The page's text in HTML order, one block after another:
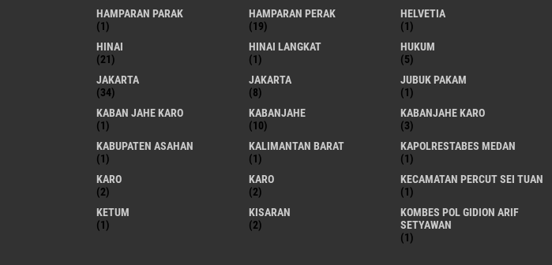
HAMPARAN PARAK
(1)
HAMPARAN PERAK
(19)
HELVETIA
(1)
HINAI
(21)
HINAI LANGKAT
(1)
HUKUM
(5)
JAKARTA
(34)
JAKARTA
(8)
JUBUK PAKAM
(1)
KABAN JAHE KARO
(1)
KABANJAHE
(10)
KABANJAHE KARO
(3)
KABUPATEN ASAHAN
(1)
KALIMANTAN BARAT
(1)
KAPOLRESTABES MEDAN
(1)
KARO
(2)
KARO
(2)
KECAMATAN PERCUT SEI TUAN
(1)
KETUM
(1)
KISARAN
(2)
KOMBES POL GIDION ARIF
SETYAWAN
(1)